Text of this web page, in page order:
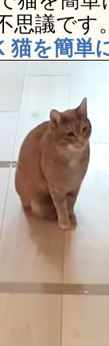
思議です
猫を簡単